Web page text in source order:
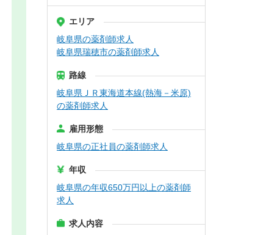
エリア
岐阜県の薬剤師求人
岐阜県瑞穂市の薬剤師求人
路線
岐阜県ＪＲ東海道本線(熱海－米原)
の薬剤師求人
雇用形態
岐阜県の正社員の薬剤師求人
年収
岐阜県の年収650万円以上の薬剤師
求人
求人内容